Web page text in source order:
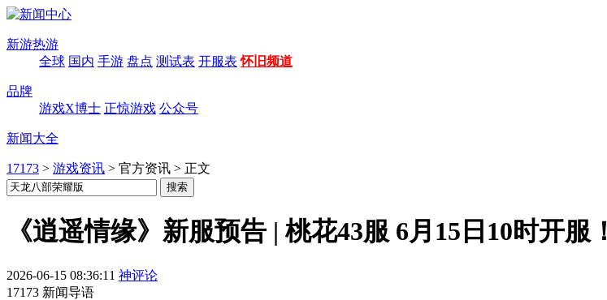
新游热游
全球 国内 手游 盘点 测试表 开服表 怀旧频道
品牌
游戏X博士 正惊游戏 公众号
新闻大全
17173 > 游戏资讯 > 官方资讯 > 正文
《逍遥情缘》新服预告 | 桃花43服 6月15日10时开服！
2026-06-15 08:36:11 神评论
17173 新闻导语